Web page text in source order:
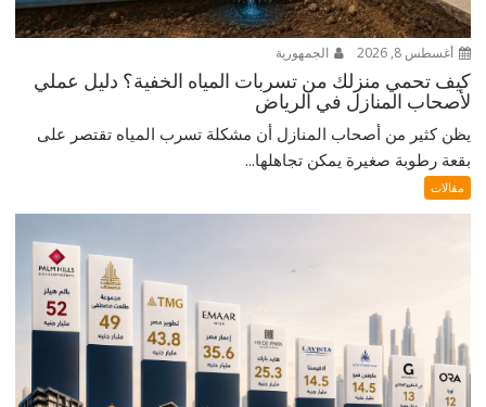
أغسطس 8, 2026 الجمهورية
كيف تحمي منزلك من تسربات المياه الخفية؟ دليل عملي
لأصحاب المنازل في الرياض
يظن كثير من أصحاب المنازل أن مشكلة تسرب المياه تقتصر على
بقعة رطوبة صغيرة يمكن تجاهلها...
مقالات